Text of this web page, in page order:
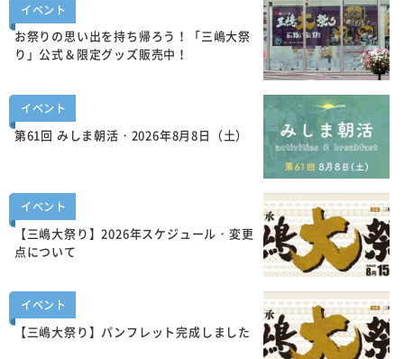
イベント
お祭りの思い出を持ち帰ろう！「三嶋大祭
り」公式＆限定グッズ販売中！
イベント
第61回 みしま朝活・2026年8月8日（土）
イベント
【三嶋大祭り】2026年スケジュール・変更
点について
イベント
【三嶋大祭り】パンフレット完成しました